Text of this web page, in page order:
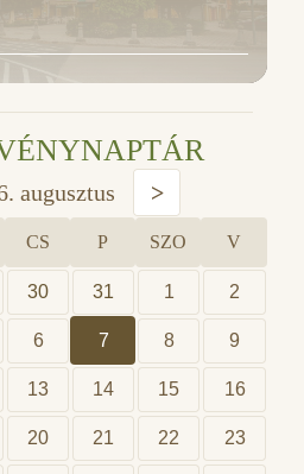
augusztus >
CS P SZO V
30 31 1 2
6 7 8 9
13 14 15 16
20 21 22 23